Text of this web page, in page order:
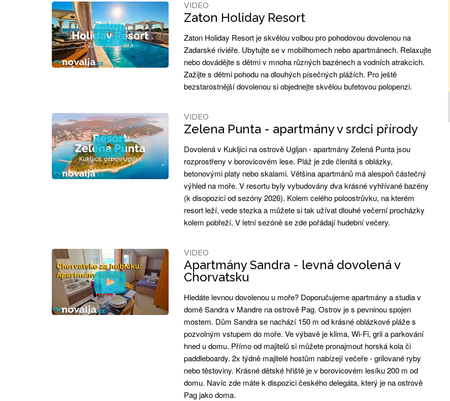
VIDEO
Zaton Holiday Resort
Zaton Holiday Resort je skvělou volbou pro pohodovou dovolenou na
Zadarské riviéře. Ubytujte se v mobilhomech nebo apartmánech. Relaxujte
nebo dovádějte s dětmi v mnoha různých bazénech a vodních atrakcích.
Zažijte s dětmi pohodu na dlouhých písečných plážích. Pro ještě
bezstarostnější dovolenou si objednejte skvělou bufetovou polopenzi.
VIDEO
Zelena Punta - apartmány v srdci přírody
Dovolená v Kukljici na ostrově Ugljan - apartmány Zelená Punta jsou
rozprostřeny v borovicovém lese. Pláž je zde členitá s oblázky,
betonovými platy nebo skalami. Většina apartmánů má alespoň částečný
výhled na moře. V resortu byly vybudovány dva krásné vyhřívané bazény
(k disopozici od sezóny 2026). Kolem celého poloostrůvku, na kterém
resort leží, vede stezka a můžete si tak užívat dlouhé večerní procházky
kolem pobřeží. V letní sezóně se zde pořádají hudební večery.
VIDEO
Apartmány Sandra - levná dovolená v
Chorvatsku
Hledáte levnou dovolenou u moře? Doporučujeme apartmány a studia v
domě Sandra v Mandre na ostrově Pag. Ostrov je s pevninou spojen
mostem. Dům Sandra se nachází 150 m od krásné oblázkové pláže s
pozvolným vstupem do moře. Ve výbavě je klima, Wi-Fi, gril a parkování
hned u domu. Přímo od majitelů si můžete pronajmout horská kola či
paddleboardy. 2x týdně majitelé hostům nabízejí večeře - grilované ryby
nebo těstoviny. Krásné dětské hřiště je v borovicovém lesíku 200 m od
domu. Navíc zde máte k dispozici českého delegáta, který je na ostrově
Pag jako doma.